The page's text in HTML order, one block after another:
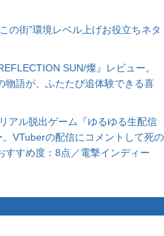
の街”環境レベル上げお役立ちネタ
SUN/燦』レビュー。
物語が、ふたたび追体験できる喜
アル脱出ゲーム『ゆるゆる生配信
VTuberの配信にコメントして死の
すすめ度：8点／電撃インディー